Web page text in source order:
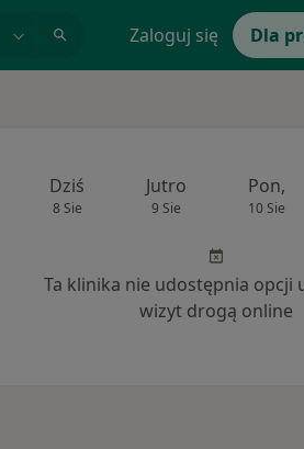
Zaloguj się Dla
Dziś
8 Sie
Jutro
9 Sie
Pon,
10 Sie
Ta klinika nie udostępnia opcji
wizyt drogą online